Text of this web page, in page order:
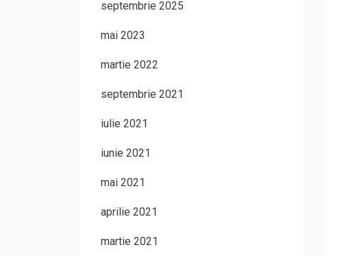
septembrie 2025
mai 2023
martie 2022
septembrie 2021
iulie 2021
iunie 2021
mai 2021
aprilie 2021
martie 2021